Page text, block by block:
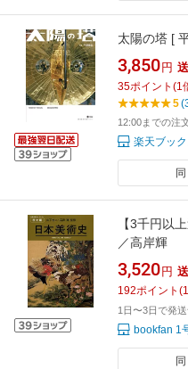
太陽の塔 [
3,850 円
35ポイント (1
5
12:00までの注
楽天ブッ
【3千円以
／高岸輝
3,520 円
192ポイント (1
1日〜3日で発
bookfan 1